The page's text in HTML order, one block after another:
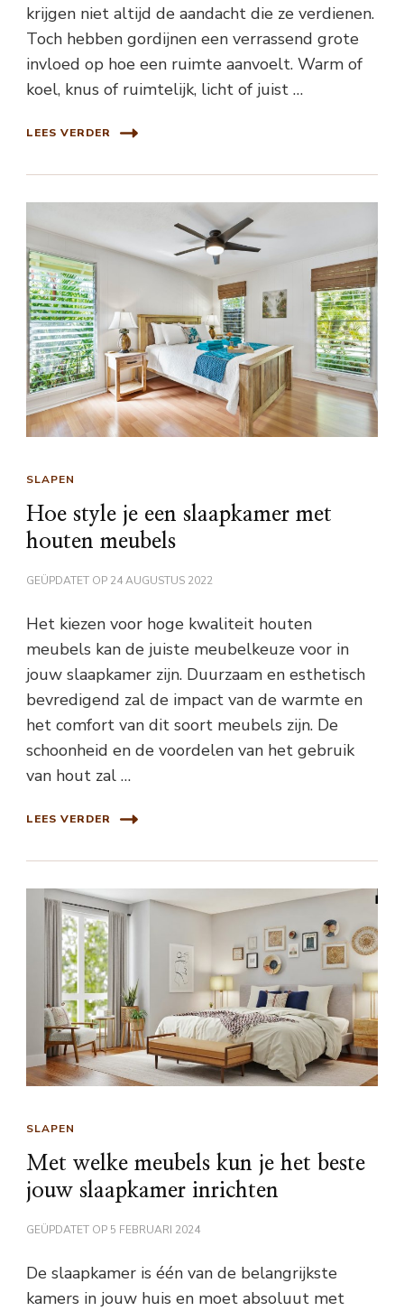
krijgen niet altijd de aandacht die ze verdienen.
Toch hebben gordijnen een verrassend grote
invloed op hoe een ruimte aanvoelt. Warm of
koel, knus of ruimtelijk, licht of juist …
LEES VERDER
SLAPEN
Hoe style je een slaapkamer met
houten meubels
GEÜPDATET OP 24 AUGUSTUS 2022
Het kiezen voor hoge kwaliteit houten
meubels kan de juiste meubelkeuze voor in
jouw slaapkamer zijn. Duurzaam en esthetisch
bevredigend zal de impact van de warmte en
het comfort van dit soort meubels zijn. De
schoonheid en de voordelen van het gebruik
van hout zal …
LEES VERDER
SLAPEN
Met welke meubels kun je het beste
jouw slaapkamer inrichten
GEÜPDATET OP 5 FEBRUARI 2024
De slaapkamer is één van de belangrijkste
kamers in jouw huis en moet absoluut met